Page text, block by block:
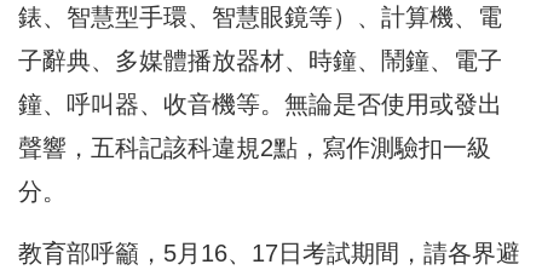
錶、智慧型手環、智慧眼鏡等）、計算機、電
子辭典、多媒體播放器材、時鐘、鬧鐘、電子
鐘、呼叫器、收音機等。無論是否使用或發出
聲響，五科記該科違規2點，寫作測驗扣一級
分。
教育部呼籲，5月16、17日考試期間，請各界避